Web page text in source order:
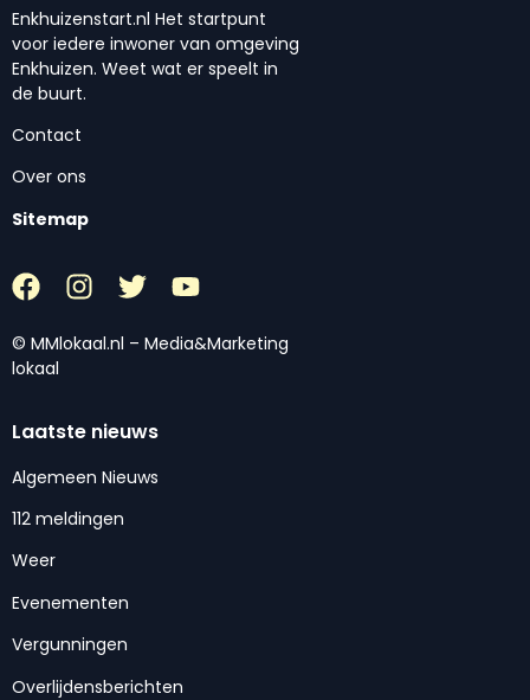
Enkhuizenstart.nl Het startpunt
voor iedere inwoner van omgeving
Enkhuizen. Weet wat er speelt in
de buurt.
Contact
Over ons
Sitemap
© MMlokaal.nl – Media&Marketing
lokaal
Laatste nieuws
Algemeen Nieuws
112 meldingen
Weer
Evenementen
Vergunningen
Overlijdensberichten